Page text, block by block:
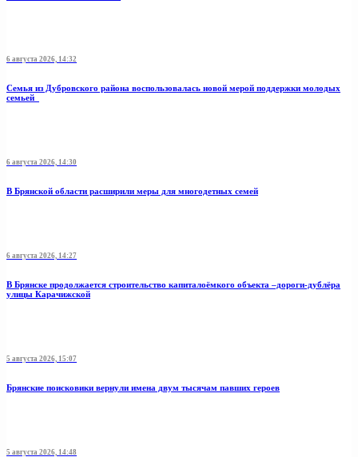
6 августа 2026, 14:32
Семья из Дубровского района воспользовалась новой мерой поддержки молодых
семьей
6 августа 2026, 14:30
В Брянской области расширили меры для многодетных семей
6 августа 2026, 14:27
В Брянске продолжается строительство капиталоёмкого объекта –дороги-дублёра
улицы Карачижской
5 августа 2026, 15:07
Брянские поисковики вернули имена двум тысячам павших героев
5 августа 2026, 14:48